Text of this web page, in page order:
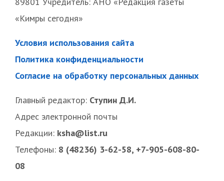
«Кимры сегодня»
Условия использования сайта
Политика конфиденциальности
Согласие на обработку персональных данных
Главный редактор: Ступин Д.И.
Адрес электронной почты
Редакции: ksha@list.ru
Телефоны: 8 (48236) 3-62-58, +7-905-608-80-
08